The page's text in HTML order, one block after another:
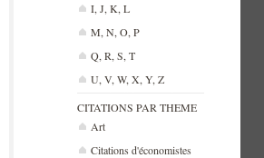
I, J, K, L
M, N, O, P
Q, R, S, T
U, V, W, X, Y, Z
CITATIONS PAR THEME
Art
Citations d'économistes